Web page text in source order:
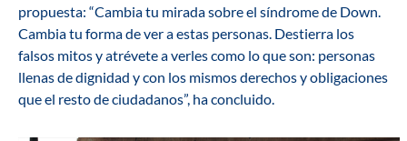
propuesta: “Cambia tu mirada sobre el síndrome de Down.
Cambia tu forma de ver a estas personas. Destierra los
falsos mitos y atrévete a verles como lo que son: personas
llenas de dignidad y con los mismos derechos y obligaciones
que el resto de ciudadanos”, ha concluido.